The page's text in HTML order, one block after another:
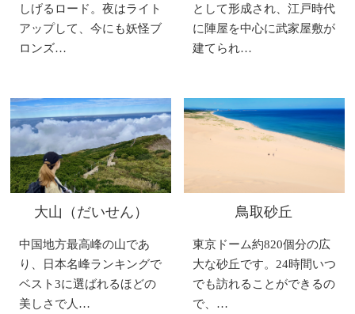
しげるロード。夜はライト
アップして、今にも妖怪ブ
ロンズ…
として形成され、江戸時代
に陣屋を中心に武家屋敷が
建てられ…
大山（だいせん）
中国地方最高峰の山であ
り、日本名峰ランキングで
ベスト3に選ばれるほどの
美しさで人…
鳥取砂丘
東京ドーム約820個分の広
大な砂丘です。24時間いつ
でも訪れることができるの
で、…